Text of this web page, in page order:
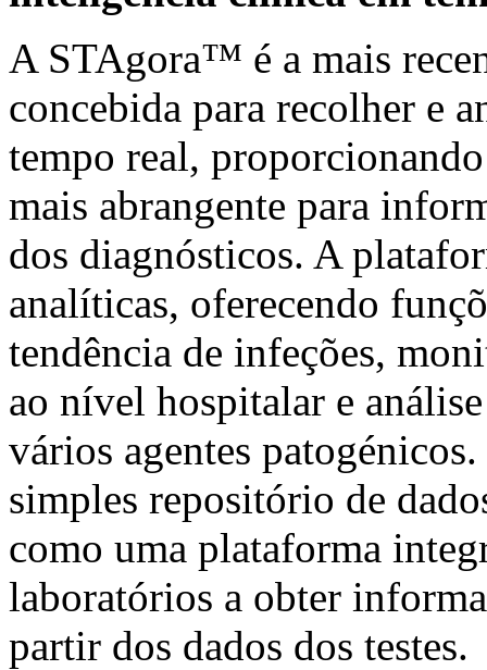
A STAgora™ é a mais
concebida para recolher e
tempo real,
mais abrangente para
dos diagnósticos. A
analíticas, oferecendo
tendência de infeções,
ao nível hospitalar e
vários agentes
simples repositório de
como uma plataforma
laboratórios a obter
partir dos dados dos testes.